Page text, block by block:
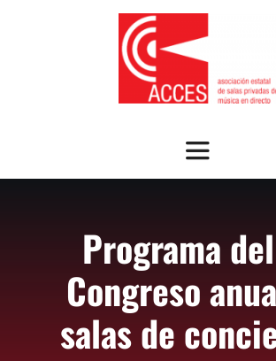
Toggle
OFRECEMOS
NOTICIAS
Programa
Congreso
salas de